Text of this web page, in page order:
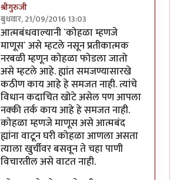
श्रीगुरुजी
बुधवार, 21/09/2016 13:03
In reply toआत्मबंधवाल्यानी `कोहळा म्हणजे
आत्मबंधवाल्यानी `कोहळा म्हणजे
माणूस` असे म्हटले नसून प्रतीकात्मक
नरबळी म्हणून कोहळा फोडला जातो
असे म्हटले आहे. ह्यांत समजण्यासारखे
कठीण काय आहे हे समजत नाही. त्यांचे
विधान कदाचित खोटे असेल पण आपला
नक्की तर्क काय आहे हे समजत नाही.
कोहळा म्हणजे माणूस असे आत्मबंद
ह्यांना वाटून घरी कोहळा आणला असता
त्याला खुर्चीवर बसवून ते चहा पाणी
विचारतील असे वाटत नाही.